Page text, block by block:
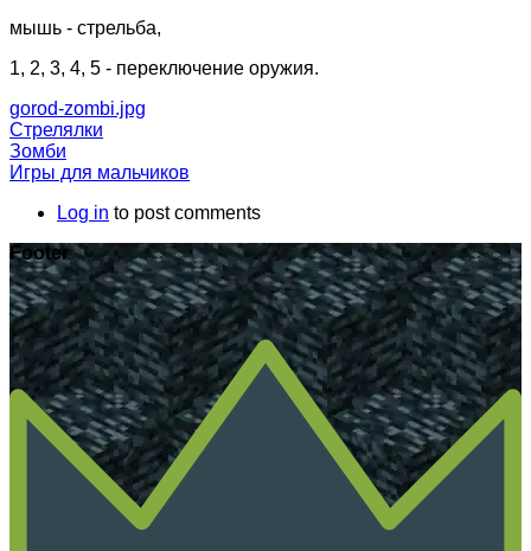
мышь - стрельба,
1, 2, 3, 4, 5 - переключение оружия.
gorod-zombi.jpg
Стрелялки
Зомби
Игры для мальчиков
Log in to post comments
Footer